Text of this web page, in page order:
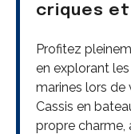
criques
Profitez
en explorant
marines lors de
Cassis en
propre charme,